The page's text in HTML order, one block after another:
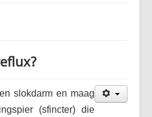
slokdarm en maag
(sfincter) die